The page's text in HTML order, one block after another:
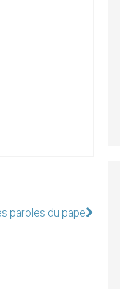
paroles du pape